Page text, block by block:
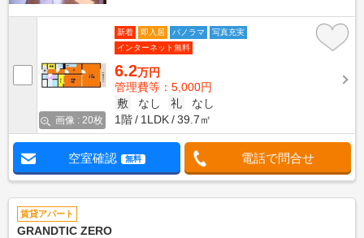
画像 : 20枚
新着 即入居 パノラマ
写真充実
インターネット無料
6.2万円
管理費等：5,000円
敷
なし 礼
なし
1階
1LDK 39.7㎡
空室確認 無料 電話で問合せ
賃貸アパート
GRANDTIC ZERO